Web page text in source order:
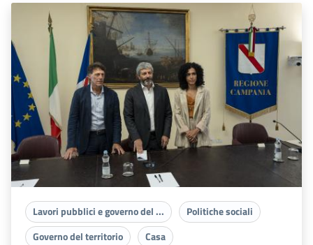
Lavori pubblici e governo del ...
Politiche sociali
Governo del territorio
Casa